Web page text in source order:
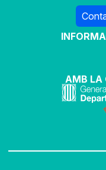
AMB LA